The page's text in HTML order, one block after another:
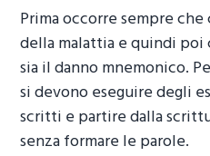
Prima occorre sempre
della malattia e quindi poi
sia il danno mnemonico.
si devono eseguire degli
scritti e partire dalla
senza formare le parole.